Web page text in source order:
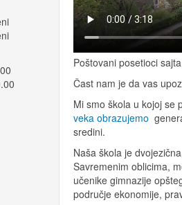
Poštovani posetioci
Čast nam je da vas
Mi smo škola u kojoj se
veka obrazujemo
sredini.
Naša škola je
Savremenim oblicima,
učenike gimnazije
područje ekonomije,